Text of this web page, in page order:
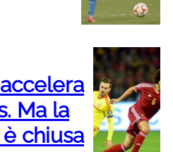
Ma la
chiusa